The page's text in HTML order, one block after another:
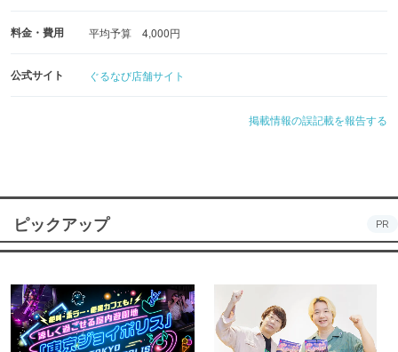
料金・費用 平均予算 4,000円
公式サイト ぐるなび店舗サイト
掲載情報の誤記載を報告する
ピックアップ PR